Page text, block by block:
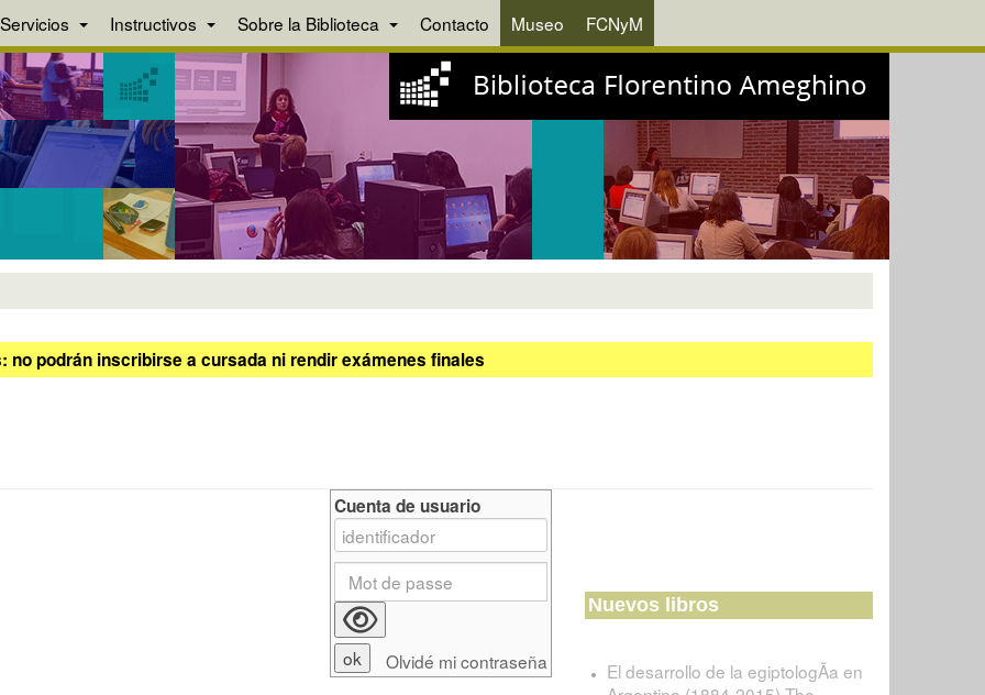
Servicios Instructivos Sobre la Biblioteca Contacto Museo FCNyM
podrán inscribirse a cursada ni rendir exámenes finales
Cuenta de usuario
Olvidé mi contraseña
Nuevos libros
El desarrollo de la egiptologÃ­a en